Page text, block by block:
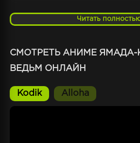
девушек в его школе
исследовать тайны
сталкиваются с
мистические силы,
разрушить школу.
Читать
СМОТРЕТЬ АНИМЕ ЯМАДА-
ВЕДЬМ ОНЛАЙН
Kodik Alloha